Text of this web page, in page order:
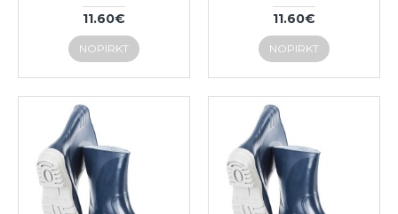
11.60€
NOPIRKT
11.60€
NOPIRKT